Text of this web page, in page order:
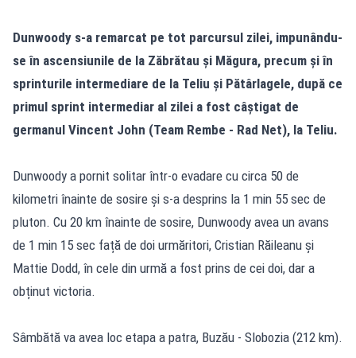
Dunwoody s-a remarcat pe tot parcursul zilei, impunându-
se în ascensiunile de la Zăbrătau și Măgura, precum și în
sprinturile intermediare de la Teliu și Pătârlagele, după ce
primul sprint intermediar al zilei a fost câștigat de
germanul Vincent John (Team Rembe - Rad Net), la Teliu.
Dunwoody a pornit solitar într-o evadare cu circa 50 de
kilometri înainte de sosire și s-a desprins la 1 min 55 sec de
pluton. Cu 20 km înainte de sosire, Dunwoody avea un avans
de 1 min 15 sec față de doi urmăritori, Cristian Răileanu și
Mattie Dodd, în cele din urmă a fost prins de cei doi, dar a
obținut victoria.
Sâmbătă va avea loc etapa a patra, Buzău - Slobozia (212 km).